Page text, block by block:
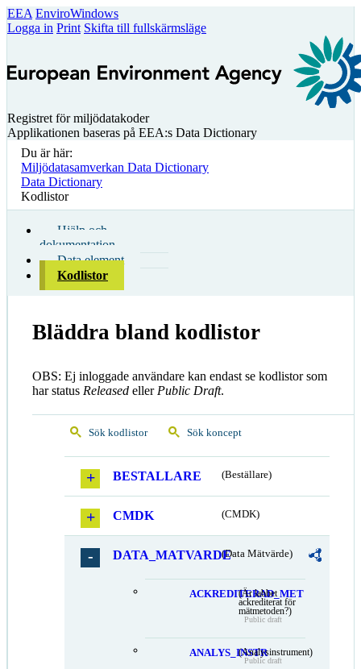
EEA EnviroWindows
Logga in Print Skifta till fullskärmsläge
Registret för miljödatakoder
Applikationen baseras på EEA:s Data Dictionary
Du är här:
Miljödatasamverkan Data Dictionary
Data Dictionary
Kodlistor
Hjälp och
dokumentation
Data element
Kodlistor
Bläddra bland kodlistor
OBS: Ej inloggade användare kan endast se kodlistor som
har status Released eller Public Draft.
Sök kodlistor Sök koncept
BESTALLARE (Beställare)
CMDK (CMDK)
DATA_MATVARDE(Data Mätvärde)
ACKREDITERAD_MET
(Är labbet
ackrediterat för
mätmetoden?)
Public draft
ANALYS_INSTR(Analysinstrument)
Public draft